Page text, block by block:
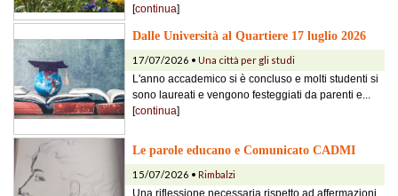
[continua]
Dalle Università al Quartiere 17 luglio 2026
17/07/2026 • Una città per gli studi
L'anno accademico si è concluso e molti studenti si
sono laureati e vengono festeggiati da parenti e...
[continua]
Le parole educano e Comunicato CADMI
15/07/2026 • Rimbalzi
Una riflessione necessaria rispetto ad affermazioni